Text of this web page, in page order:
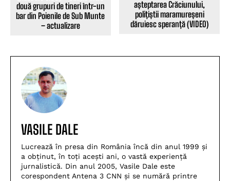
două grupuri de tineri într-un
bar din Poienile de Sub Munte
– actualizare
așteptarea Crăciunului,
polițiștii maramureșeni
dăruiesc speranță (VIDEO)
VASILE DALE
Lucrează în presa din România încă din anul 1999 și
a obținut, în toți acești ani, o vastă experiență
jurnalistică. Din anul 2005, Vasile Dale este
corespondent Antena 3 CNN și se numără printre